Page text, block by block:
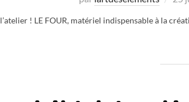
! LE FOUR, matériel indispensable à la